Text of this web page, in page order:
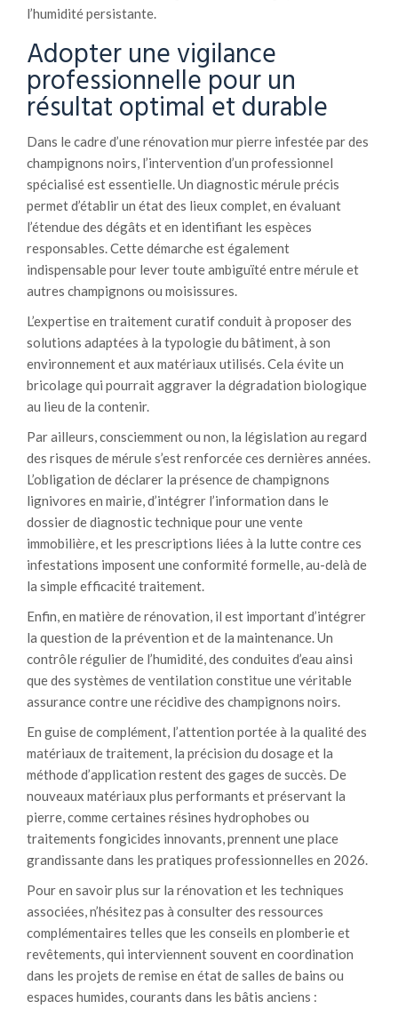
l’humidité persistante.
Adopter une vigilance
professionnelle pour un
résultat optimal et durable
Dans le cadre d’une rénovation mur pierre infestée par des
champignons noirs, l’intervention d’un professionnel
spécialisé est essentielle. Un diagnostic mérule précis
permet d’établir un état des lieux complet, en évaluant
l’étendue des dégâts et en identifiant les espèces
responsables. Cette démarche est également
indispensable pour lever toute ambiguïté entre mérule et
autres champignons ou moisissures.
L’expertise en traitement curatif conduit à proposer des
solutions adaptées à la typologie du bâtiment, à son
environnement et aux matériaux utilisés. Cela évite un
bricolage qui pourrait aggraver la dégradation biologique
au lieu de la contenir.
Par ailleurs, consciemment ou non, la législation au regard
des risques de mérule s’est renforcée ces dernières années.
L’obligation de déclarer la présence de champignons
lignivores en mairie, d’intégrer l’information dans le
dossier de diagnostic technique pour une vente
immobilière, et les prescriptions liées à la lutte contre ces
infestations imposent une conformité formelle, au-delà de
la simple efficacité traitement.
Enfin, en matière de rénovation, il est important d’intégrer
la question de la prévention et de la maintenance. Un
contrôle régulier de l’humidité, des conduites d’eau ainsi
que des systèmes de ventilation constitue une véritable
assurance contre une récidive des champignons noirs.
En guise de complément, l’attention portée à la qualité des
matériaux de traitement, la précision du dosage et la
méthode d’application restent des gages de succès. De
nouveaux matériaux plus performants et préservant la
pierre, comme certaines résines hydrophobes ou
traitements fongicides innovants, prennent une place
grandissante dans les pratiques professionnelles en 2026.
Pour en savoir plus sur la rénovation et les techniques
associées, n’hésitez pas à consulter des ressources
complémentaires telles que les conseils en plomberie et
revêtements, qui interviennent souvent en coordination
dans les projets de remise en état de salles de bains ou
espaces humides, courants dans les bâtis anciens :